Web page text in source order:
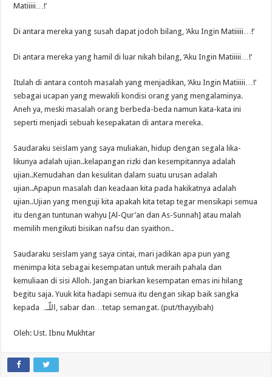
Matiiiii…!’
Di antara mereka yang susah dapat jodoh bilang, ‘Aku Ingin Matiiiii…!’
Di antara mereka yang hamil di luar nikah bilang, ‘Aku Ingin Matiiiii…!’
Itulah di antara contoh masalah yang menjadikan, ‘Aku Ingin Matiiiii…!’
sebagai ucapan yang mewakili kondisi orang yang mengalaminya.
Aneh ya, meski masalah orang berbeda-beda namun kata-kata ini
seperti menjadi sebuah kesepakatan di antara mereka.
Saudaraku seislam yang saya muliakan, hidup dengan segala lika-
likunya adalah ujian..kelapangan rizki dan kesempitannya adalah
ujian..Kemudahan dan kesulitan dalam suatu urusan adalah
ujian..Apapun masalah dan keadaan kita pada hakikatnya adalah
ujian..Ujian yang menguji kita apakah kita tetap tegar mensikapi semua
itu dengan tuntunan wahyu [Al-Qur’an dan As-Sunnah] atau malah
memilih mengikuti bisikan nafsu dan syaithon..
Saudaraku seislam yang saya cintai, mari jadikan apa pun yang
menimpa kita sebagai kesempatan untuk meraih pahala dan
kemuliaan di sisi Alloh. Jangan biarkan kesempatan emas ini hilang
begitu saja. Yuuk kita hadapi semua itu dengan sikap baik sangka
kepada اللّـﮧ, sabar dan…tetap semangat. (put/thayyibah)
Oleh: Ust. Ibnu Mukhtar